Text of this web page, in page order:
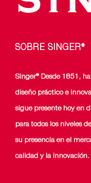
SOBRE SINGER®
Singer® Desde 1851,
diseño práctico e
sigue presente hoy en
para todos los niveles
su presencia en el
calidad y la innovación.